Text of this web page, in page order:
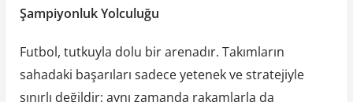
Şampiyonluk Yolculuğu
Futbol, tutkuyla dolu bir arenadır. Takımların
sahadaki başarıları sadece yetenek ve stratejiyle
sınırlı değildir; aynı zamanda rakamlarla da